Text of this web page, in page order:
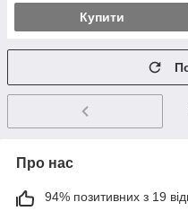
Купити
Про нас
94% позитивних з 19